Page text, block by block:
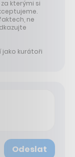
kterými si
ne
jako kurátoři
Odeslat